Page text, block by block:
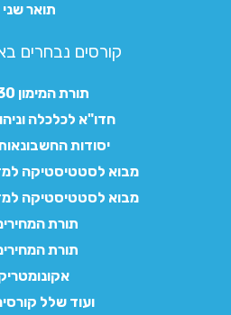
תואר שני
קורסים נבחרים
תורת המימון 10230
חדו"א לכלכלה וניהול
יסודות החשבונאות
מבוא לסטטיסטיקה
מבוא לסטטיסטיקה
תורת
תורת
ועוד שלל